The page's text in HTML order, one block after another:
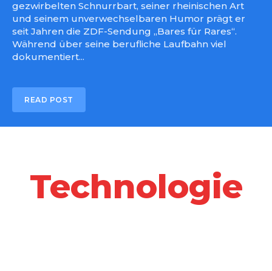
gezwirbelten Schnurrbart, seiner rheinischen Art
und seinem unverwechselbaren Humor prägt er
seit Jahren die ZDF-Sendung „Bares für Rares“.
Während über seine berufliche Laufbahn viel
dokumentiert...
READ POST
Technologie